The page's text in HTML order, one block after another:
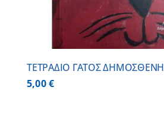
ΤΕΤΡΑΔΙΟ ΓΑΤΟΣ ΔΗΜΟΣΘΕΝΗ
5,00€